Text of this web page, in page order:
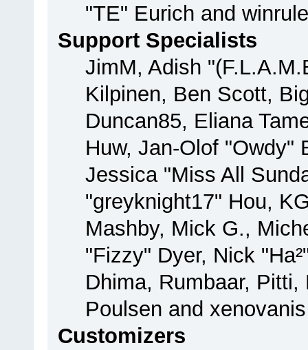
"TE" Eurich and
Support Specialists
JimM, Adish
Kilpinen, Ben Scott,
Duncan85, Eliana
Huw, Jan-Olof "Owdy"
Jessica "Miss All
"greyknight17" Hou,
Mashby, Mick G.,
"Fizzy" Dyer, Nick
Dhima, Rumbaar,
Poulsen and xenovanis
Customizers